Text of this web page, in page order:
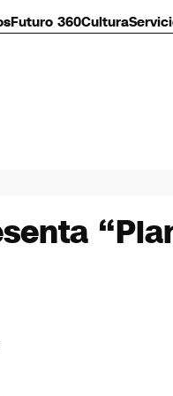
Futuro 360Cultura